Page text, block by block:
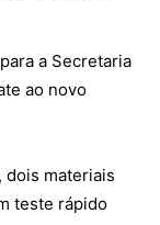
a Secretaria
ao novo
dois materiais
teste rápido